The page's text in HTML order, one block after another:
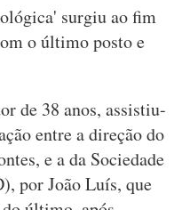
surgiu ao fim
o último posto e
de 38 anos, assistiu-
entre a direção do
e a da Sociedade
por João Luís, que